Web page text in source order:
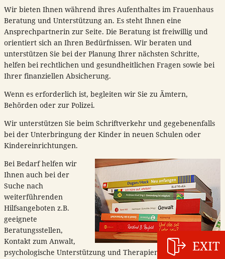
Wir bieten Ihnen während ihres Aufenthaltes im Frauenhaus
Beratung und Unterstützung an. Es steht Ihnen eine
Ansprechpartnerin zur Seite. Die Beratung ist freiwillig und
orientiert sich an Ihren Bedürfnissen. Wir beraten und
unterstützen Sie bei der Planung Ihrer nächsten Schritte,
helfen bei rechtlichen und gesundheitlichen Fragen sowie bei
Ihrer finanziellen Absicherung.
Wenn es erforderlich ist, begleiten wir Sie zu Ämtern,
Behörden oder zur Polizei.
Wir unterstützen Sie beim Schriftverkehr und gegebenenfalls
bei der Unterbringung der Kinder in neuen Schulen oder
Kindereinrichtungen.
Bei Bedarf helfen wir
Ihnen auch bei der
Suche nach
weiterführenden
Hilfsangeboten z.B.
geeignete
Beratungsstellen,
Kontakt zum Anwalt,
psychologische Unterstützung und Therapien.
EXIT